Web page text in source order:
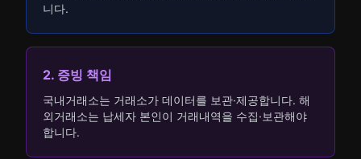
니다.
2. 증빙 책임
국내거래소는 거래소가 데이터를 보관·제공합니다. 해
외거래소는 납세자 본인이 거래내역을 수집·보관해야
합니다.